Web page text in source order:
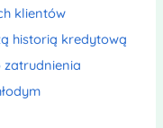
klientów
historią kredytową
zatrudnienia